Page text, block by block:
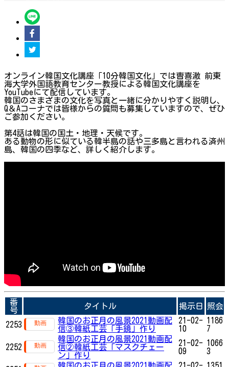
オンライン韓国文化講座「10分韓国文化」では曺喜澈 前東
海大学外国語教育センター教授による韓国文化講座を
YouTubeにて配信しています。
韓国のさまざまの文化を写真と一緒に分かりやすく説明し、
Q＆Aコーナでは皆様からの質問も募集していますので、ぜひ
ご参加ください。
第4話は韓国の国土・地理・天候です。
ある動物の形に似ている韓半島の話や三多島と言われる済州
島、韓国の四季など、詳しく紹介します。
番
号
タイトル 掲示日 照会
2253
韓国のお正月の風景2021動画配
信③韓紙工芸「手鏡」作り
21-02-
10
1186
7
2252
韓国のお正月の風景2021動画配
信②韓紙工芸「マスクチェー
ン」作り
21-02-
09
1066
3